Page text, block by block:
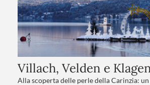
Villach, Velden e
Alla scoperta delle perle della Carinzia: